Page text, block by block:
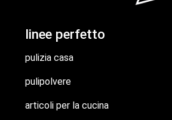
linee perfetto
pulizia casa
pulipolvere
articoli per la cucina